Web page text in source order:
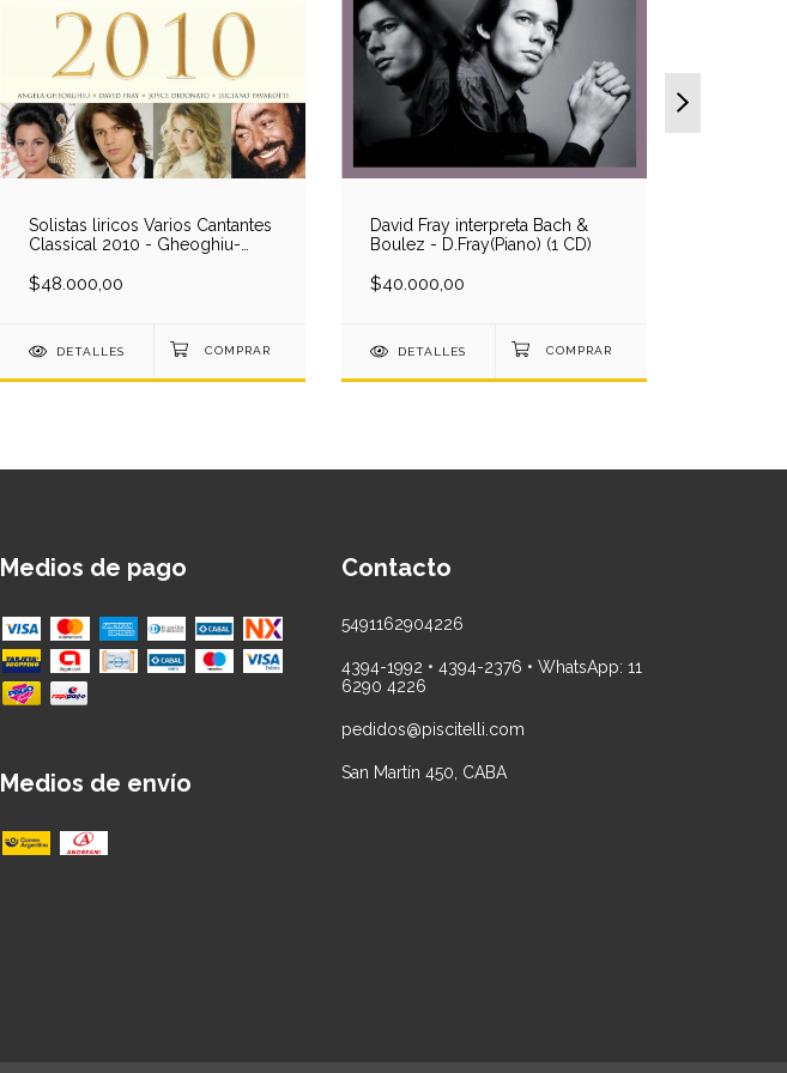
Solistas liricos Varios Cantantes
Classical 2010 - Gheoghiu-
Domingo-Gens (2 CD)
$48.000,00
DETALLES
David Fray interpreta Bach &
Boulez - D.Fray(Piano) (1 CD)
$40.000,00
DETALLES
Medios de pago
Medios de envío
Contacto
5491162904226
4394-1992 • 4394-2376 • WhatsApp: 11
6290 4226
pedidos@piscitelli.com
San Martín 450, CABA